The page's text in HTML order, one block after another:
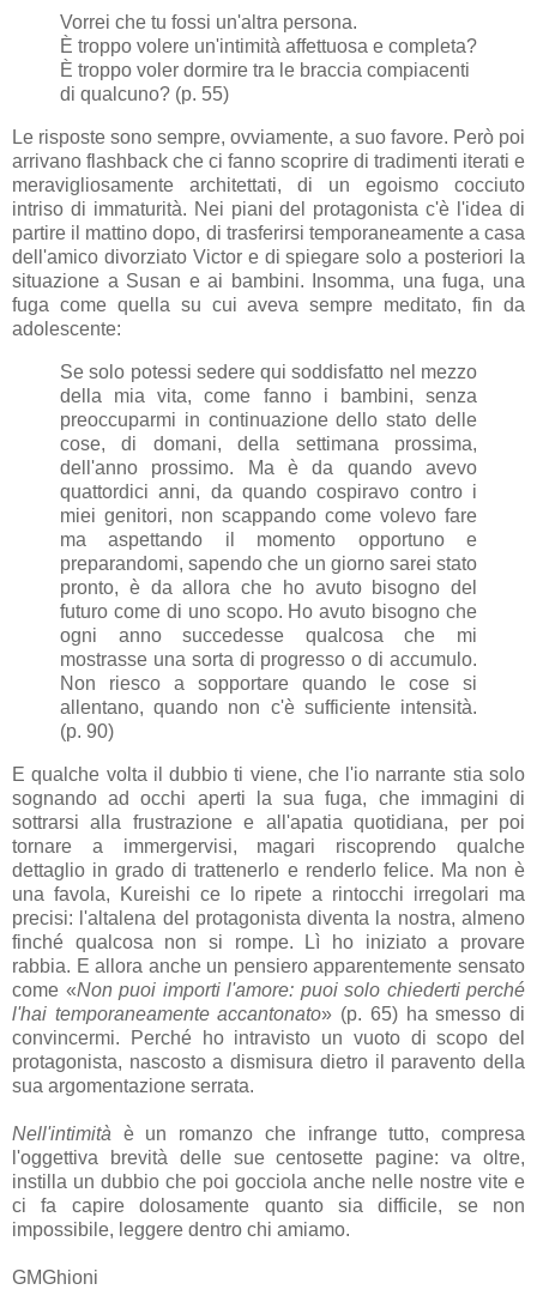
Vorrei che tu fossi un'altra persona.
È troppo volere un'intimità affettuosa e completa?
È troppo voler dormire tra le braccia compiacenti
di qualcuno? (p. 55)
Le risposte sono sempre, ovviamente, a suo favore. Però poi
arrivano flashback che ci fanno scoprire di tradimenti iterati e
meravigliosamente architettati, di un egoismo cocciuto
intriso di immaturità. Nei piani del protagonista c'è l'idea di
partire il mattino dopo, di trasferirsi temporaneamente a casa
dell'amico divorziato Victor e di spiegare solo a posteriori la
situazione a Susan e ai bambini. Insomma, una fuga, una
fuga come quella su cui aveva sempre meditato, fin da
adolescente:
Se solo potessi sedere qui soddisfatto nel mezzo
della mia vita, come fanno i bambini, senza
preoccuparmi in continuazione dello stato delle
cose, di domani, della settimana prossima,
dell'anno prossimo. Ma è da quando avevo
quattordici anni, da quando cospiravo contro i
miei genitori, non scappando come volevo fare
ma aspettando il momento opportuno e
preparandomi, sapendo che un giorno sarei stato
pronto, è da allora che ho avuto bisogno del
futuro come di uno scopo. Ho avuto bisogno che
ogni anno succedesse qualcosa che mi
mostrasse una sorta di progresso o di accumulo.
Non riesco a sopportare quando le cose si
allentano, quando non c'è sufficiente intensità.
(p. 90)
E qualche volta il dubbio ti viene, che l'io narrante stia solo
sognando ad occhi aperti la sua fuga, che immagini di
sottrarsi alla frustrazione e all'apatia quotidiana, per poi
tornare a immergervisi, magari riscoprendo qualche
dettaglio in grado di trattenerlo e renderlo felice. Ma non è
una favola, Kureishi ce lo ripete a rintocchi irregolari ma
precisi: l'altalena del protagonista diventa la nostra, almeno
finché qualcosa non si rompe. Lì ho iniziato a provare
rabbia. E allora anche un pensiero apparentemente sensato
come «Non puoi importi l'amore: puoi solo chiederti perché
l'hai temporaneamente accantonato» (p. 65) ha smesso di
convincermi. Perché ho intravisto un vuoto di scopo del
protagonista, nascosto a dismisura dietro il paravento della
sua argomentazione serrata.
Nell'intimità è un romanzo che infrange tutto, compresa
l'oggettiva brevità delle sue centosette pagine: va oltre,
instilla un dubbio che poi gocciola anche nelle nostre vite e
ci fa capire dolosamente quanto sia difficile, se non
impossibile, leggere dentro chi amiamo.
GMGhioni